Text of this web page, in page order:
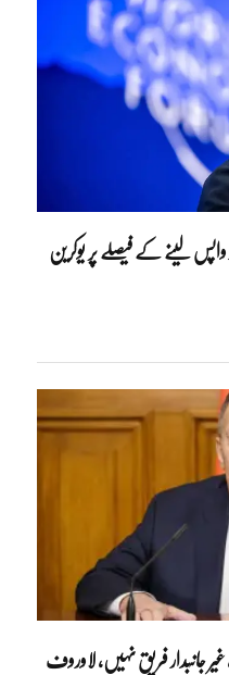
لینے کے فیصلے پر یوکرین
فریق نہیں، لاوروف